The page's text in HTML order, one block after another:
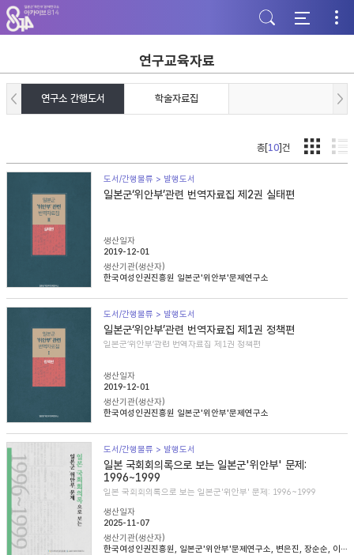
주
메
뉴
가
기
본
문
바
기
하
단
바
기
연구교육자료
연구소 간행도서 학술자료집
총[10]건
도서/간행물류 > 발행도서
일본군‘위안부’관련 번역자료집 제2권 실태편
생산일자
2019-12-01
생산기관(생산자)
한국여성인권진흥원 일본군'위안부'문제연구소
도서/간행물류 > 발행도서
일본군‘위안부’관련 번역자료집 제1권 정책편
일본군‘위안부’관련 번역자료집 제1권 정책편
생산일자
2019-12-01
생산기관(생산자)
한국여성인권진흥원 일본군'위안부'문제연구소
도서/간행물류 > 발행도서
일본 국회회의록으로 보는 일본군'위안부' 문제:
1996~1999
일본 국회회의록으로 보는 일본군'위안부' 문제: 1996~1999
생산일자
2025-11-07
생산기관(생산자)
한국여성인권진흥원, 일본군'위안부'문제연구소, 변은진, 장순순, 이태규, 심아정